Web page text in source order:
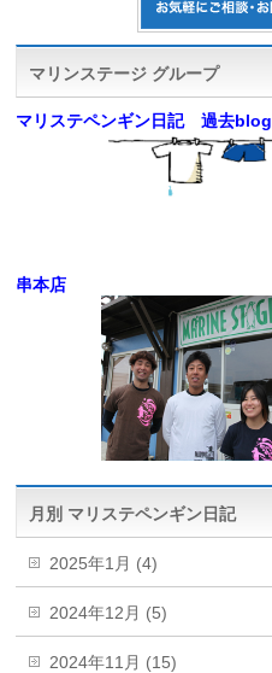
マリンステージ グループ
マリステペンギン日記 過去blog
串本店
月別 マリステペンギン日記
2025年1月 (4)
2024年12月 (5)
2024年11月 (15)